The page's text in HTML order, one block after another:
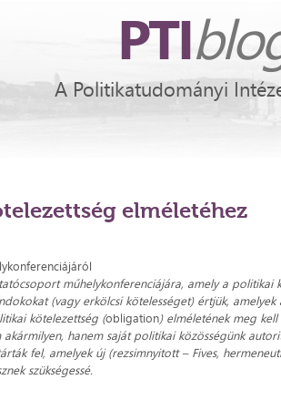
PTI
A Politikatudományi
elméletéhez
műhelykonferenciájára, amely a politikai
(vagy erkölcsi kötelességet) értjük,
kötelezettség (obligation) elméletének meg
hanem saját politikai közösségünk
fel, amelyek új (rezsimnyitott – Fives,
szükségessé.